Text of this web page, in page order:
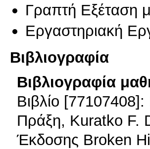
Γραπτή Εξέταση
Εργαστηριακή
Βιβλιογραφία
Βιβλιογραφία
Βιβλίο
Πράξη, Kuratko F.
Έκδοσης Broken